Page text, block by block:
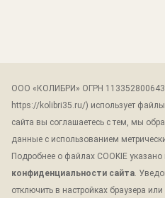
Все размещенные на сайте
ценах, носят
условиях не являются
РФ и не являются
положениями Статьи 437
актуальную информацию об
можете получить при
© 2024 Клиника
ООО «КОЛИБРИ» ОГРН
https://kolibri35.ru/) использует
сайта вы соглашаетесь с тем, мы
данные с использованием
Подробнее о файлах COOKIE указано
конфиденциальности сайта.
отключить в настройках браузера